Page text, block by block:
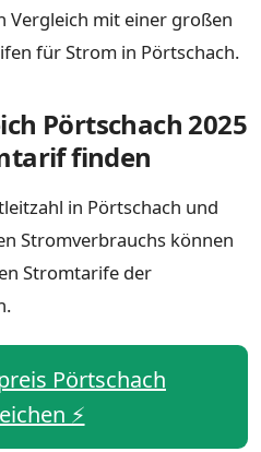
Vergleich mit einer großen
für Strom in Pörtschach.
Pörtschach 2025
finden
in Pörtschach und
Stromverbrauchs können
Stromtarife der
Pörtschach
⚡️